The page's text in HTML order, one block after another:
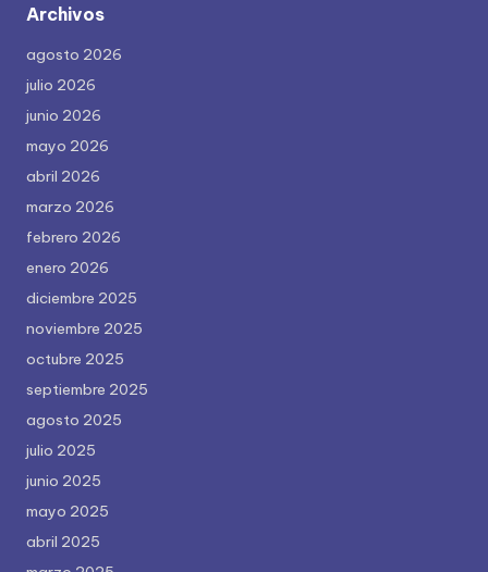
Archivos
agosto 2026
julio 2026
junio 2026
mayo 2026
abril 2026
marzo 2026
febrero 2026
enero 2026
diciembre 2025
noviembre 2025
octubre 2025
septiembre 2025
agosto 2025
julio 2025
junio 2025
mayo 2025
abril 2025